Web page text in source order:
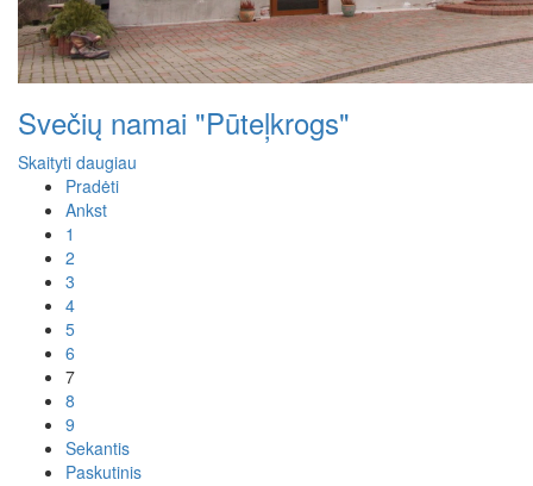
Svečių namai "Pūteļkrogs"
Skaityti daugiau
Pradėti
Ankst
1
2
3
4
5
6
7
8
9
Sekantis
Paskutinis